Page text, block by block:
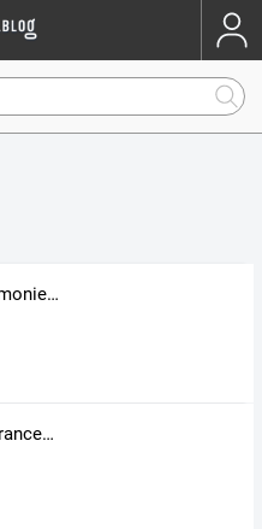
Orchestre l'harmonie de Talence - Lyre Talençaise
Le monde de Francesca